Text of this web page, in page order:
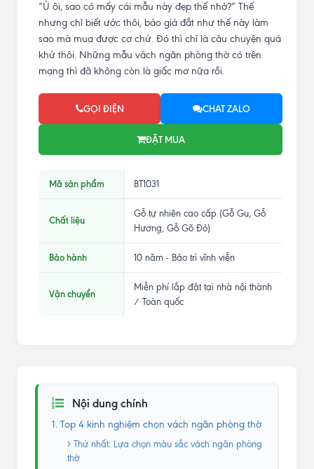
“Ủ ôi, sao có mấy cái mẫu này đẹp thế nhở?” Thế
nhưng chỉ biết ước thôi, báo giá đắt như thế này làm
sao mà mua được cơ chứ. Đó thì chỉ là câu chuyện quá
khứ thôi. Những mẫu vách ngăn phòng thờ có trên
mạng thì đã không còn là giấc mơ nữa rồi.
GỌI ĐIỆN CHAT ZALO
ĐẶT MUA
Mã sản phẩm BT1031
Chất liệu
Gỗ tự nhiên cao cấp (Gỗ Gụ, Gỗ
Hương, Gỗ Gõ Đỏ)
Bảo hành 10 năm - Bảo trì vĩnh viễn
Vận chuyển
Miễn phí lắp đặt tại nhà nội thành
/ Toàn quốc
Nội dung chính
1. Top 4 kinh nghiệm chọn vách ngăn phòng thờ
Thứ nhất: Lựa chọn màu sắc vách ngăn phòng
thờ